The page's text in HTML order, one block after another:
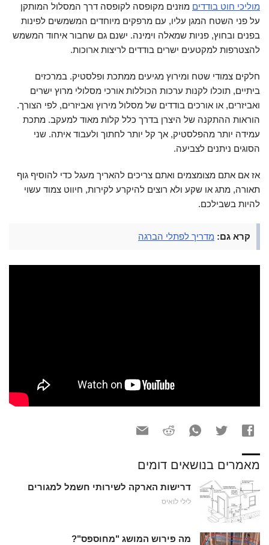
מוליכי חוט בודדים מוזנים מקופסה לקופסה דרך המסלול המותקן
על פני השטח המגן עליו, עם מרפקים מיוחדים המשמשים לפינות
בפנים ובחוץ, פניות שמאלה וימינה. ישנם גם שחבור איחוד המשמש
להצטרפות למקטעים ישרים בודדים לריצות ארוכות.
חלקים צמודי שטח ומירוץ מגיעים ממתכת ופלסטיק. במרכזים
ביתיים, תוכלו לקנות ערכות הכוללות אורכי מסלולי מרוץ ישרים
ואביזרים, או אורכים בודדים של מסלול מירוץ ואביזרים, לפי הצורך.
הוראות ההתקנה של היצרן בדרך כלל קלות מאוד למעקב. מתכת
עמידה יותר מהפלסטיק, אך קל יותר לחתוך ולעבוד איתה. שני
הסוגים ניתנים לצביעה.
אז אם אתם מצומצמים ואתם צריכים להאריך מעגל כדי להוסיף גוף
תאורה, מתג או שקע ולא רוצים להיקרע לקירות, חיווט צמוד עשוי
להיות בשבילכם.
קרא גם: מדריך לפתלי הברגה
מאמרים בנושאים דומים
דרישות הארקה לשירותי חשמל למגורים
לילי לואיס
מה פירוש המושג "מחוספס"?